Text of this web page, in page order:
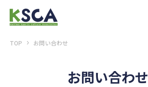
TOP お問い合わせ
お問い合わせ